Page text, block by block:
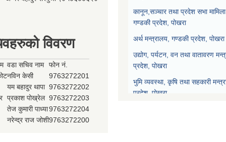
विवरण
वडा सचिव नाम
फोन नं.
नविन केसी
9763272201
यम बहादुर थापा 9763272202
प्रकाश पोख्रेल 9763272203
तेज कुमारी पाध्या9763272204
नरेन्द्र राज जोशी9763272200
कानून,सञ्चार तथा प्रदेश सभा
गण्डकी प्रदेश, पोखरा
अर्थ मन्त्रालय, गण्डकी प्रदेश, पोखरा
उद्योग, पर्यटन, वन तथा वातावरण
प्रदेश, पोखरा
भुमि व्यवस्था, कृषि तथा सहकारी
प्रदेश, पोखरा